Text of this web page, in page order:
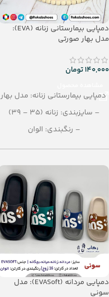
دمپایی بیمارستانی زنانه (EVA):
مدل بهار صورتی
140,000تومان
دمپایی بیمارستانی زنانه: مدل بهار
– سایزبندی: زنانه (35 – 39)
– رنگبندی: الوان
– تعداد در کارتن: 36 جفت
– جنس: EVA
دمپایی مردانه (EVASoft): مدل
سونی